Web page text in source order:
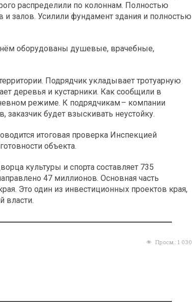
распределили по колоннам. Полностью
залов. Усилили фундамент здания и полностью
оборудованы душевые, врачебные,
Подрядчик укладывает тротуарную
деревья и кустарники. Как сообщили в
режиме. К подрядчикам – компании
заказчик будет взыскивать неустойку.
итоговая проверка Инспекцией
объекта.
культуры и спорта составляет 735
47 миллионов. Основная часть
Это один из инвестиционных проектов края,
власти.
Просм.: 1 030